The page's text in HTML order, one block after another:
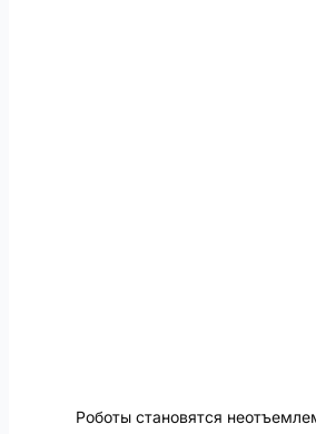
Роботы становятся